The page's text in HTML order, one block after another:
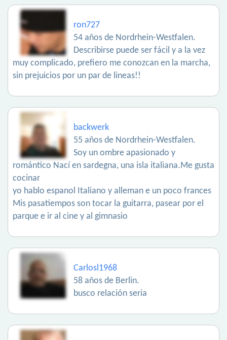
ron727
54 años de Nordrhein-Westfalen.
Describirse puede ser fácil y a la vez
muy complicado, prefiero me conozcan en la marcha,
sin prejuicios por un par de lineas!!
backwerk
55 años de Nordrhein-Westfalen.
Soy un ombre apasionado y
romántico Nací en sardegna, una isla italiana.Me gusta
cocinar
yo hablo espanol Italiano y alleman e un poco frances
Mis pasatiempos son tocar la guitarra, pasear por el
parque e ir al cine y al gimnasio
Carlosl1968
58 años de Berlin.
busco relación seria